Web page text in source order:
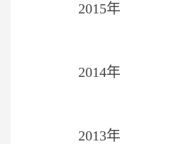
2015年
2014年
2013年